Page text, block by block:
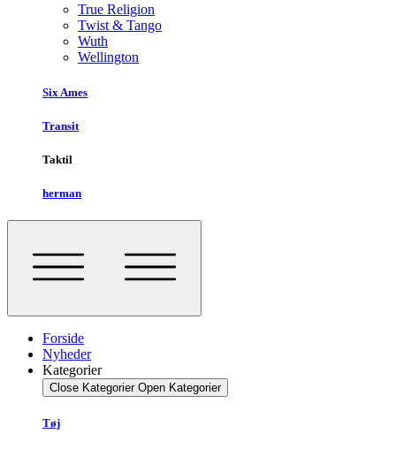
True Religion
Twist & Tango
Wuth
Wellington
Six Ames
Transit
Taktil
herman
Forside
Nyheder
Kategorier
Close Kategorier Open Kategorier
Tøj